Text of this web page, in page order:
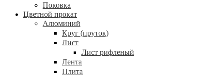
Поковка
Цветной прокат
Алюминий
Круг (пруток)
Лист
Лист рифленый
Лента
Плита